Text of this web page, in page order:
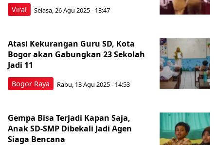
Viral Selasa, 26 Agu 2025 - 13:47
Bogor Raya
Atasi Kekurangan Guru SD, Kota
Bogor akan Gabungkan 23 Sekolah
Jadi 11
Rabu, 13 Agu 2025 - 14:53
Gempa Bisa Terjadi Kapan Saja,
Anak SD-SMP Dibekali Jadi Agen
Siaga Bencana